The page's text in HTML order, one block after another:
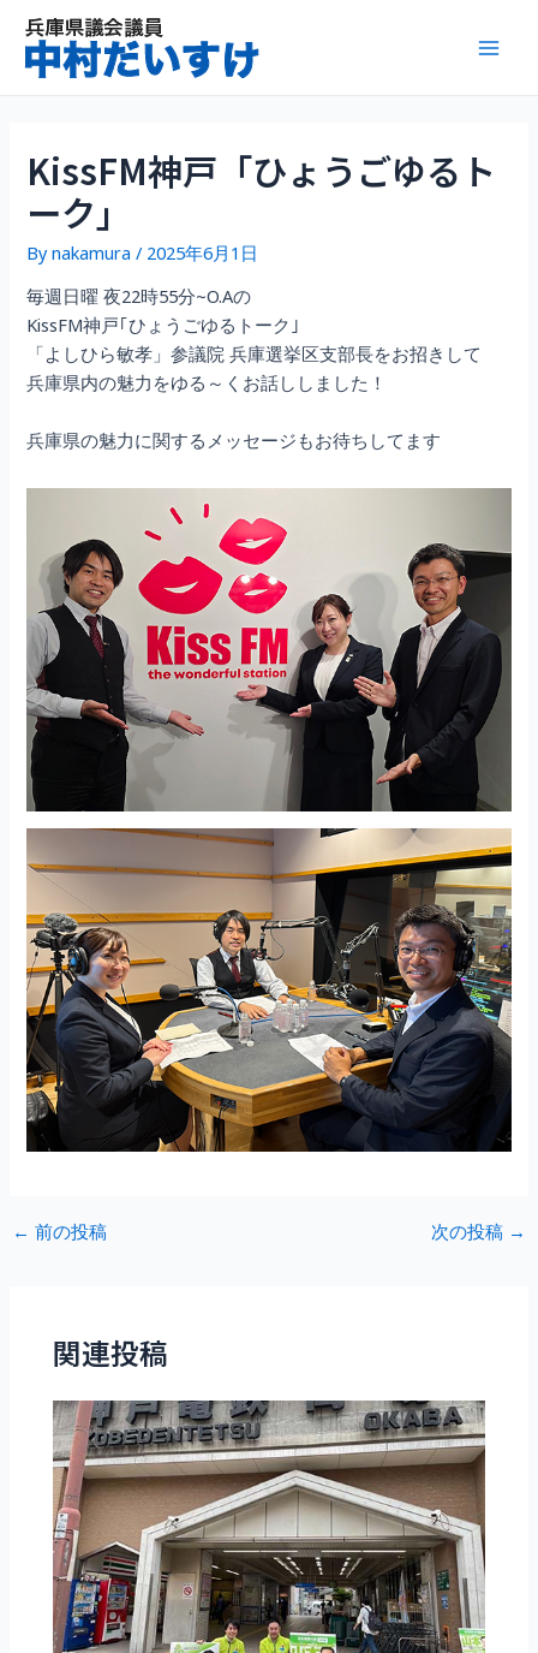
KissFM神戸「ひょうごゆるト
ーク」
Bynakamura/2025年6月1日
毎週日曜 夜22時55分~O.Aの
KissFM神戸｢ひょうごゆるトーク｣
「よしひら敏孝」参議院 兵庫選挙区支部長をお招きして
兵庫県内の魅力をゆる～くお話ししました！
兵庫県の魅力に関するメッセージもお待ちしてます
Post
← 前の投稿 次の投稿 →
関連投稿